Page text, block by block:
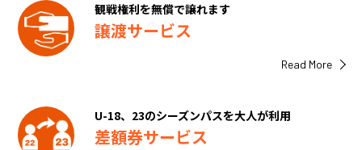
観戦権利を無償で譲れます
譲渡サービス
Read More
U-18、23のシーズンパスを大人が利用
差額券サービス